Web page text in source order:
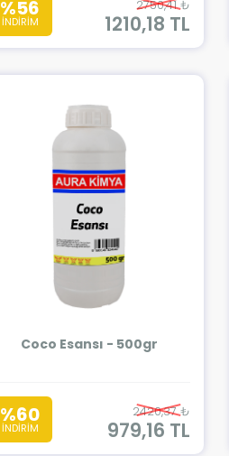
%56
İNDİRİM
2750,41 ₺
1210,18 TL
Coco Esansı - 500gr
%60
İNDİRİM
2420,37 ₺
979,16 TL